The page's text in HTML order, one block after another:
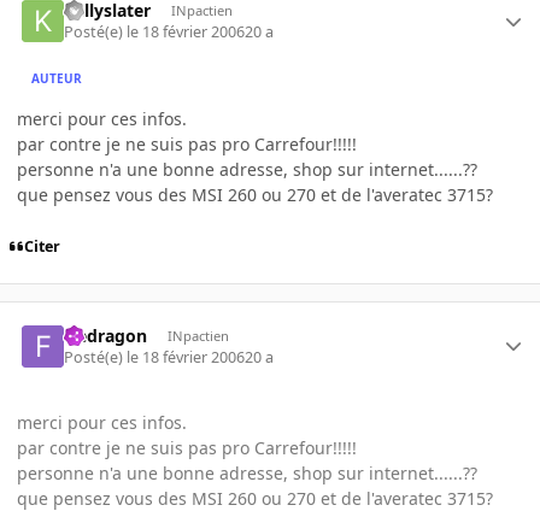
kellyslater INpactien
Posté(e) le 18 février 200620 a
AUTEUR
merci pour ces infos.
par contre je ne suis pas pro Carrefour!!!!!
personne n'a une bonne adresse, shop sur internet......??
que pensez vous des MSI 260 ou 270 et de l'averatec 3715?
Citer
fredragon INpactien
Posté(e) le 18 février 200620 a
merci pour ces infos.
par contre je ne suis pas pro Carrefour!!!!!
personne n'a une bonne adresse, shop sur internet......??
que pensez vous des MSI 260 ou 270 et de l'averatec 3715?